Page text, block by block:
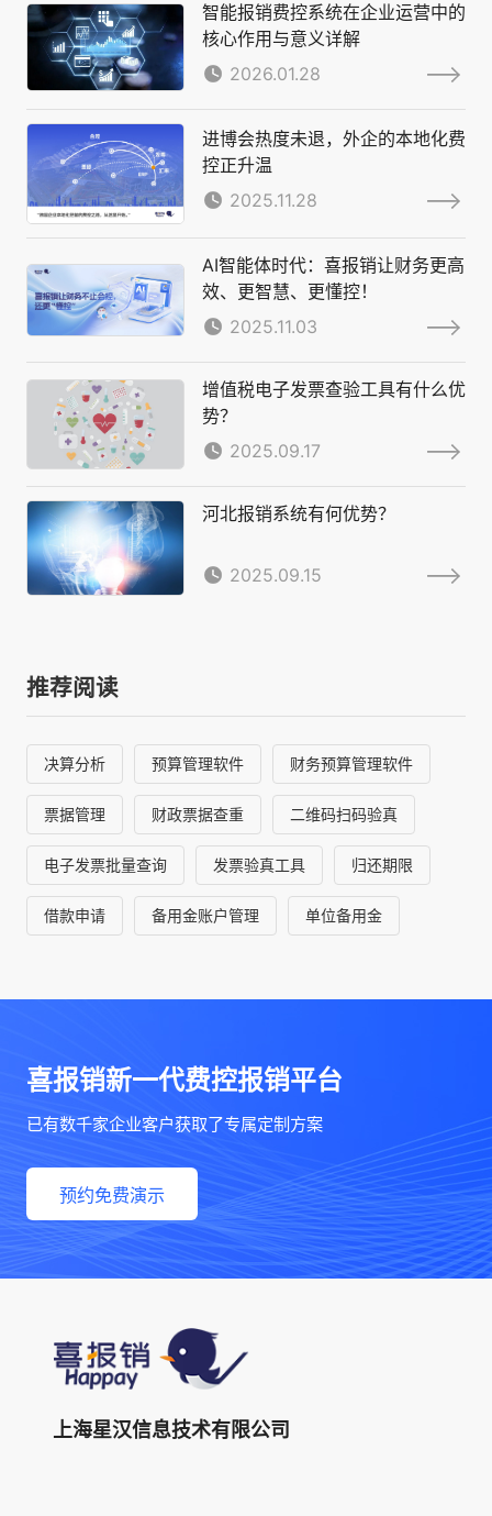
智能报销费控系统在企业运营中的
核心作用与意义详解
2026.01.28
进博会热度未退，外企的本地化费
控正升温
2025.11.28
AI智能体时代：喜报销让财务更高
效、更智慧、更懂控！
2025.11.03
增值税电子发票查验工具有什么优
势？
2025.09.17
河北报销系统有何优势？
2025.09.15
推荐阅读
决算分析 预算管理软件 财务预算管理软件
票据管理 财政票据查重 二维码扫码验真
电子发票批量查询 发票验真工具 归还期限
借款申请 备用金账户管理 单位备用金
喜报销新一代费控报销平台
已有数千家企业客户获取了专属定制方案
预约免费演示
上海星汉信息技术有限公司